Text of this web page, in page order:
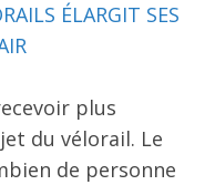
ÉLARGIT SES
plus
du vélorail. Le
de personne